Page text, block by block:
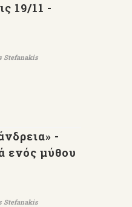
19/11 -
Stefanakis
-
ενός μύθου
Stefanakis